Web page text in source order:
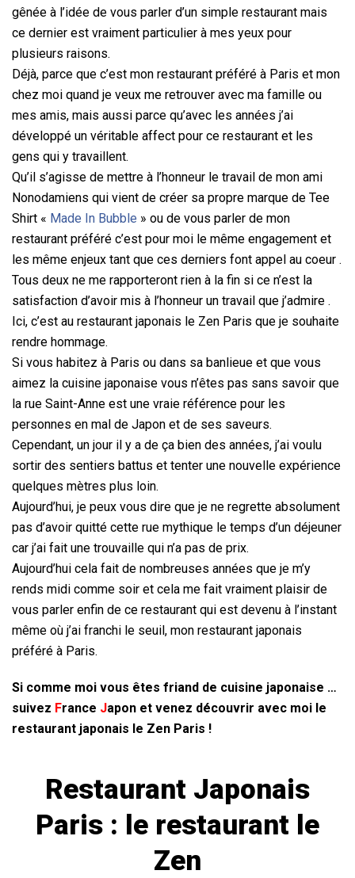
gênée à l’idée de vous parler d’un simple restaurant mais
ce dernier est vraiment particulier à mes yeux pour
plusieurs raisons.
Déjà, parce que c’est mon restaurant préféré à Paris et mon
chez moi quand je veux me retrouver avec ma famille ou
mes amis, mais aussi parce qu’avec les années j’ai
développé un véritable affect pour ce restaurant et les
gens qui y travaillent.
Qu’il s’agisse de mettre à l’honneur le travail de mon ami
Nonodamiens qui vient de créer sa propre marque de Tee
Shirt « Made In Bubble » ou de vous parler de mon
restaurant préféré c’est pour moi le même engagement et
les même enjeux tant que ces derniers font appel au coeur .
Tous deux ne me rapporteront rien à la fin si ce n’est la
satisfaction d’avoir mis à l’honneur un travail que j’admire .
Ici, c’est au restaurant japonais le Zen Paris que je souhaite
rendre hommage.
Si vous habitez à Paris ou dans sa banlieue et que vous
aimez la cuisine japonaise vous n’êtes pas sans savoir que
la rue Saint-Anne est une vraie référence pour les
personnes en mal de Japon et de ses saveurs.
Cependant, un jour il y a de ça bien des années, j’ai voulu
sortir des sentiers battus et tenter une nouvelle expérience
quelques mètres plus loin.
Aujourd’hui, je peux vous dire que je ne regrette absolument
pas d’avoir quitté cette rue mythique le temps d’un déjeuner
car j’ai fait une trouvaille qui n’a pas de prix.
Aujourd’hui cela fait de nombreuses années que je m’y
rends midi comme soir et cela me fait vraiment plaisir de
vous parler enfin de ce restaurant qui est devenu à l’instant
même où j’ai franchi le seuil, mon restaurant japonais
préféré à Paris.
Si comme moi vous êtes friand de cuisine japonaise …
suivez France Japon et venez découvrir avec moi le
restaurant japonais le Zen Paris !
Restaurant Japonais
Paris : le restaurant le
Zen